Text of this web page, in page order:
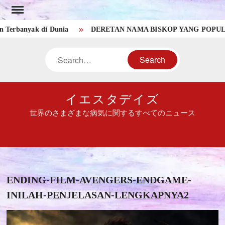
Skip
to
contentdi Dunia DERETAN NAMA BISKOP YANG POPULER
Search
イエスタデイズ
世界のさまざまな病気に関するすべてのニュース
ENDING-FILM-AVENGERS-ENDGAME-
INILAH-PENJELASAN-LENGKAPNYA2